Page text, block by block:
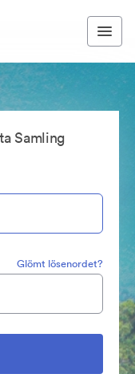
Samling
Glömt lösenordet?